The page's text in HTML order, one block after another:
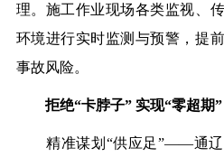
理。施工作业现场各类监视、
环境进行实时监测与预警，提
事故风险。
拒绝“卡脖子” 实现“零超期”
精准谋划“供应足”——通